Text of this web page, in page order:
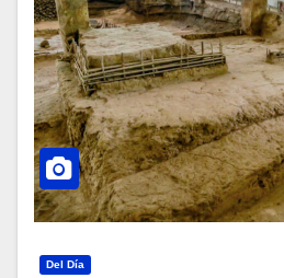
Del Día